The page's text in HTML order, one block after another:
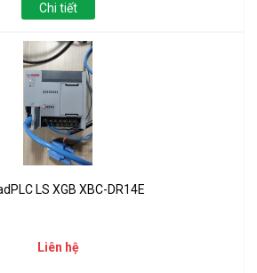
Chi tiết
LS XGB XBC-DR14E
Liên hệ